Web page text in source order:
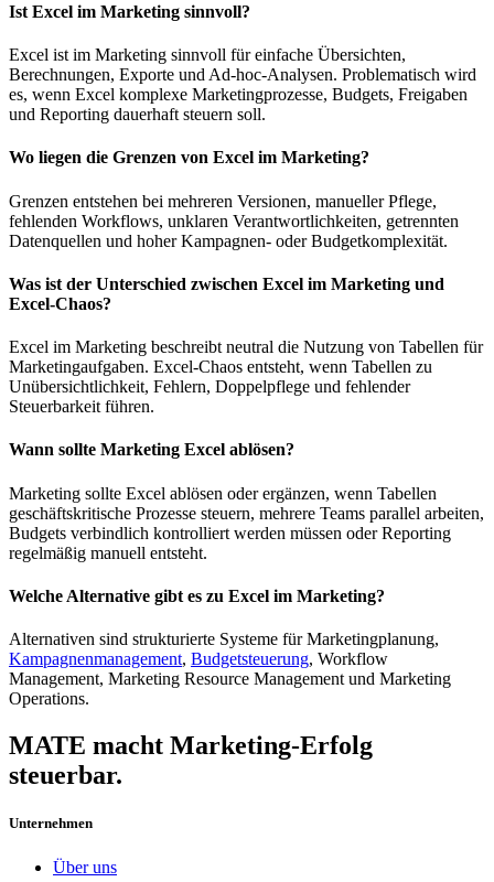
Ist Excel im Marketing sinnvoll?
Excel ist im Marketing sinnvoll für einfache Übersichten,
Berechnungen, Exporte und Ad-hoc-Analysen. Problematisch wird
es, wenn Excel komplexe Marketingprozesse, Budgets, Freigaben
und Reporting dauerhaft steuern soll.
Wo liegen die Grenzen von Excel im Marketing?
Grenzen entstehen bei mehreren Versionen, manueller Pflege,
fehlenden Workflows, unklaren Verantwortlichkeiten, getrennten
Datenquellen und hoher Kampagnen- oder Budgetkomplexität.
Was ist der Unterschied zwischen Excel im Marketing und
Excel-Chaos?
Excel im Marketing beschreibt neutral die Nutzung von Tabellen für
Marketingaufgaben. Excel-Chaos entsteht, wenn Tabellen zu
Unübersichtlichkeit, Fehlern, Doppelpflege und fehlender
Steuerbarkeit führen.
Wann sollte Marketing Excel ablösen?
Marketing sollte Excel ablösen oder ergänzen, wenn Tabellen
geschäftskritische Prozesse steuern, mehrere Teams parallel arbeiten,
Budgets verbindlich kontrolliert werden müssen oder Reporting
regelmäßig manuell entsteht.
Welche Alternative gibt es zu Excel im Marketing?
Alternativen sind strukturierte Systeme für Marketingplanung,
Kampagnenmanagement, Budgetsteuerung, Workflow
Management, Marketing Resource Management und Marketing
Operations.
MATE macht Marketing-Erfolg
steuerbar.
Unternehmen
Über uns